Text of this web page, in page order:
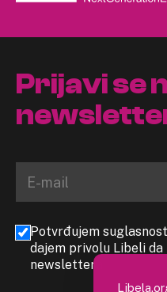
Prijavi se
Potvrđujem
dajem privolu Libeli
newslettera